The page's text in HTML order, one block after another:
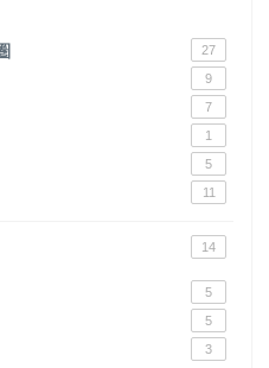
27
9
7
1
5
11
14
5
5
3